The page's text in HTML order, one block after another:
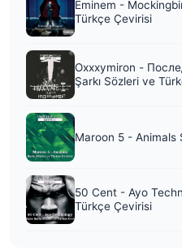
Eminem -
Türkçe Çevirisi
Oxxxymiron -
Şarkı Sözleri ve
Maroon 5 - Animals
50 Cent - Ayo
Türkçe Çevirisi